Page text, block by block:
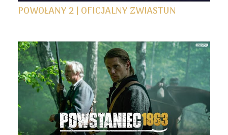
POWOŁANY 2 | OFICJALNY ZWIASTUN